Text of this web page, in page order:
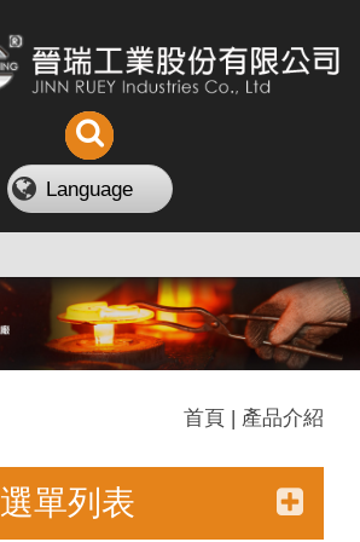
Language
首頁 | 產品介紹
選單列表